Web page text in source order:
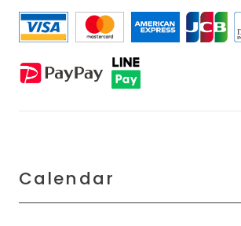
Calendar